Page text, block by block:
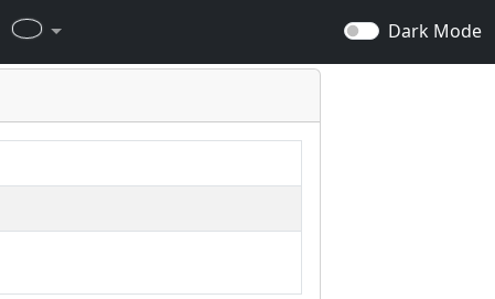
Dark Mode